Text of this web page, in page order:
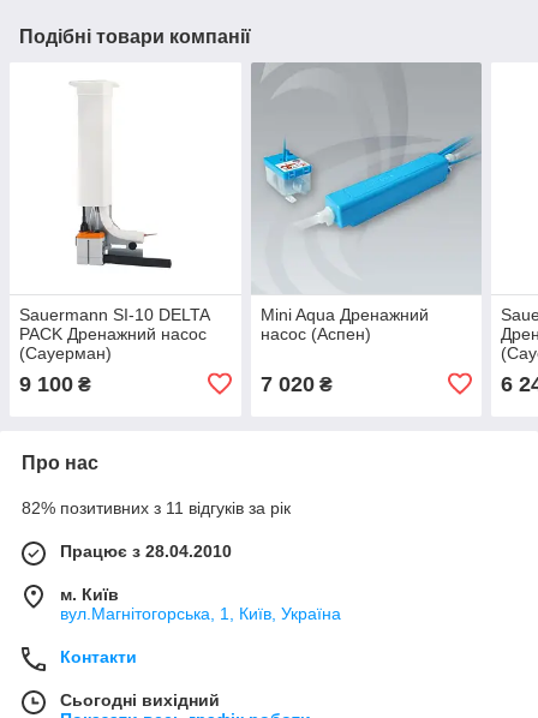
Подібні товари компанії
Sauermann SI-10 DELTA
PACK Дренажний насос
(Сауерман)
9 100 ₴
Mini Aqua Дренажний
насос (Аспен)
7 020₴ 6
Про нас
82% позитивних з 11 відгуків за рік
Працює з 28.04.2010
м. Київ
вул.Магнітогорська, 1, Київ, Україна
Контакти
Сьогодні вихідний